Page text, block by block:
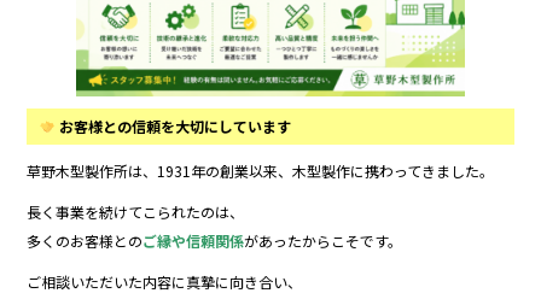
お客様との信頼を大切にしています
草野木型製作所は、1931年の創業以来、木型製作に携わってきました。
長く事業を続けてこられたのは、
多くのお客様とのご縁や信頼関係があったからこそです。
ご相談いただいた内容に真摯に向き合い、